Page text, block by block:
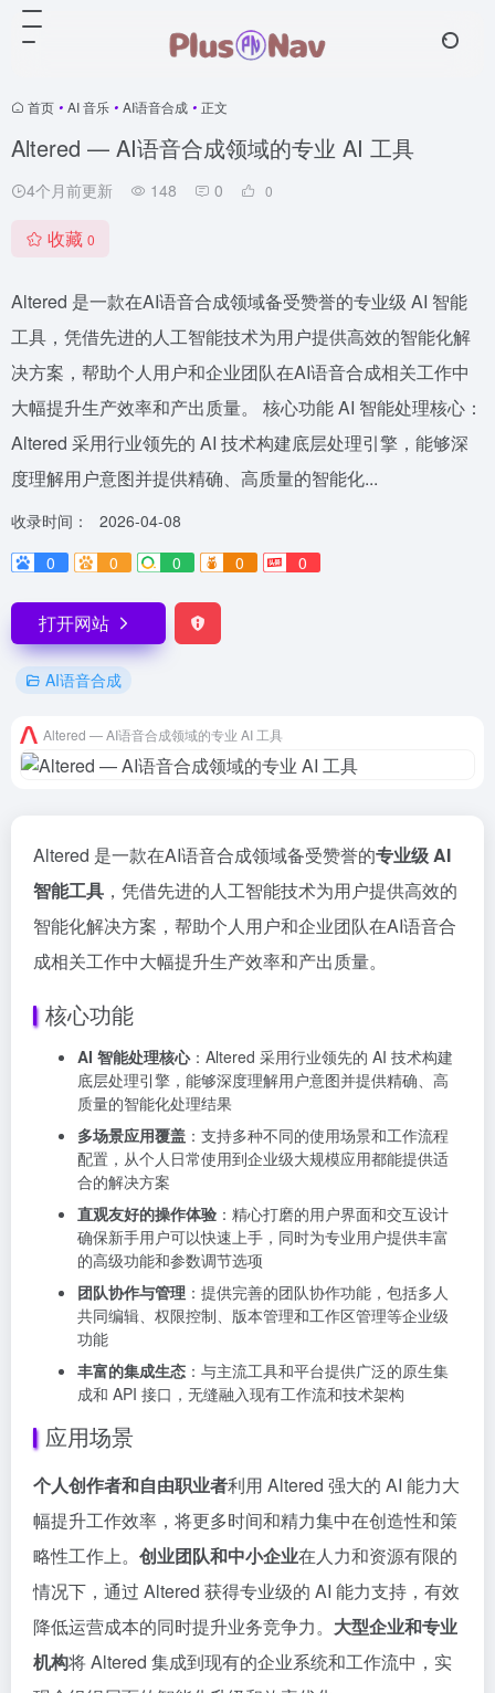
首页 • AI 音乐 • AI语音合成 • 正文
Altered — AI语音合成领域的专业 AI 工具
4个月前更新 148 0 0
收藏 0
Altered 是一款在AI语音合成领域备受赞誉的专业级 AI 智能
工具，凭借先进的人工智能技术为用户提供高效的智能化解
决方案，帮助个人用户和企业团队在AI语音合成相关工作中
大幅提升生产效率和产出质量。 核心功能 AI 智能处理核心：
Altered 采用行业领先的 AI 技术构建底层处理引擎，能够深
度理解用户意图并提供精确、高质量的智能化...
收录时间：
2026-04-08
0
0 0 0 0
打开网站
AI语音合成
Altered — AI语音合成领域的专业 AI 工具
Altered 是一款在AI语音合成领域备受赞誉的专业级 AI
智能工具 ，凭借先进的人工智能技术为用户提供高效的
智能化解决方案，帮助个人用户和企业团队在AI语音合
成相关工作中大幅提升生产效率和产出质量。
核心功能
AI 智能处理核心：Altered 采用行业领先的 AI 技术构建
底层处理引擎，能够深度理解用户意图并提供精确、高
质量的智能化处理结果
多场景应用覆盖 ：支持多种不同的使用场景和工作流程
配置，从个人日常使用到企业级大规模应用都能提供适
合的解决方案
直观友好的操作体验 ：精心打磨的用户界面和交互设计
确保新手用户可以快速上手，同时为专业用户提供丰富
的高级功能和参数调节选项
团队协作与管理 ：提供完善的团队协作功能，包括多人
共同编辑、权限控制、版本管理和工作区管理等企业级
功能
丰富的集成生态 ：与主流工具和平台提供广泛的原生集
成和 API 接口，无缝融入现有工作流和技术架构
应用场景
个人创作者和自由职业者利用 Altered 强大的 AI 能力大
幅提升工作效率，将更多时间和精力集中在创造性和策
略性工作上。 创业团队和中小企业在人力和资源有限的
情况下，通过 Altered 获得专业级的 AI 能力支持，有效
降低运营成本的同时提升业务竞争力。 大型企业和专业
机构将 Altered 集成到现有的企业系统和工作流中，实